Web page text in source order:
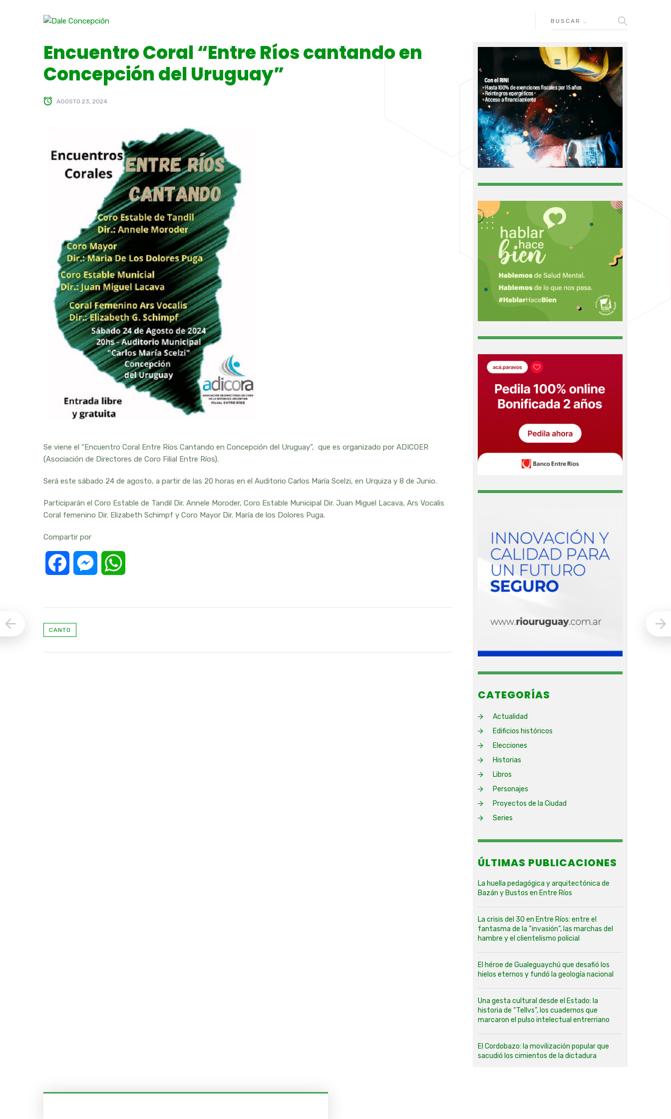
Encuentro Coral “Entre Ríos cantando en
Concepción del Uruguay”
AGOSTO 23, 2024
Se viene el “Encuentro Coral Entre Ríos Cantando en Concepción del Uruguay”, que es organizado por ADICOER
(Asociación de Directores de Coro Filial Entre Ríos).
Será este sábado 24 de agosto, a partir de las 20 horas en el Auditorio Carlos María Scelzi, en Urquiza y 8 de Junio.
Participarán el Coro Estable de Tandil Dir. Annele Moroder, Coro Estable Municipal Dir. Juan Miguel Lacava, Ars Vocalis
Coral femenino Dir. Elizabeth Schimpf y Coro Mayor Dir. María de los Dolores Puga.
Compartir por
Facebook Messenger
CANTO
CATEGORÍAS
Actualidad
Edificios históricos
Elecciones
Historias
Libros
Personajes
Proyectos de la Ciudad
Series
ÚLTIMAS PUBLICACIONES
La huella pedagógica y arquitectónica de
Bazán y Bustos en Entre Ríos
La crisis del 30 en Entre Ríos: entre el
fantasma de la “invasión”, las marchas del
hambre y el clientelismo policial
El héroe de Gualeguaychú que desafió los
hielos eternos y fundó la geología nacional
Una gesta cultural desde el Estado: la
historia de “Tellvs”, los cuadernos que
marcaron el pulso intelectual entrerriano
El Cordobazo: la movilización popular que
sacudió los cimientos de la dictadura